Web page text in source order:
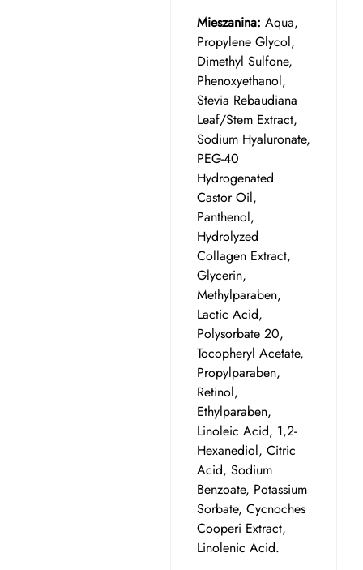
Mieszanina: Aqua,
Propylene Glycol,
Dimethyl Sulfone,
Phenoxyethanol,
Stevia Rebaudiana
Leaf/Stem Extract,
Sodium Hyaluronate,
PEG-40
Hydrogenated
Castor Oil,
Panthenol,
Hydrolyzed
Collagen Extract,
Glycerin,
Methylparaben,
Lactic Acid,
Polysorbate 20,
Tocopheryl Acetate,
Propylparaben,
Retinol,
Ethylparaben,
Linoleic Acid, 1,2-
Hexanediol, Citric
Acid, Sodium
Benzoate, Potassium
Sorbate, Cycnoches
Cooperi Extract,
Linolenic Acid.